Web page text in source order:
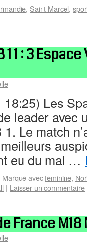
, Saint Marcel,
1 1 : 3
18:25) Les
leader avec
Le match
eu du mal …
Marqué avecféminine,
| Laisser un commentaire
France